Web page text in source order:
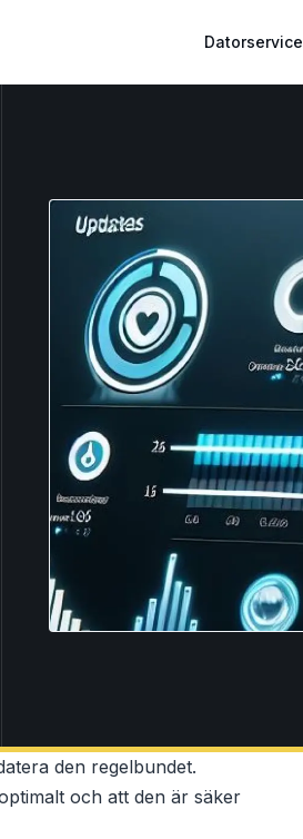
Datorservice
den regelbundet.
och att den är säker